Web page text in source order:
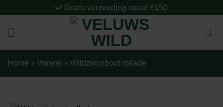
inhoud
Gratis verzending vanaf €150
Home » Winkel » Wildzwijnbout rollade